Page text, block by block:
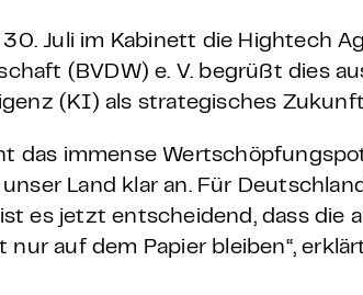
Bootcamp
Juli im Kabinett die Hightech
(BVDW) e. V. begrüßt dies
(KI) als strategisches
das immense
Land klar an. Für
es jetzt entscheidend, dass die
auf dem Papier bleiben“,